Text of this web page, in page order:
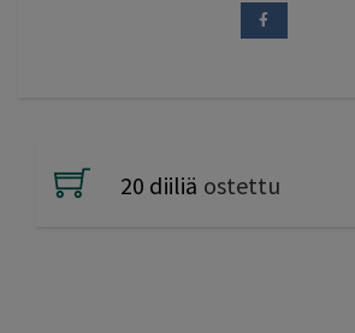
20 diiliä ostettu